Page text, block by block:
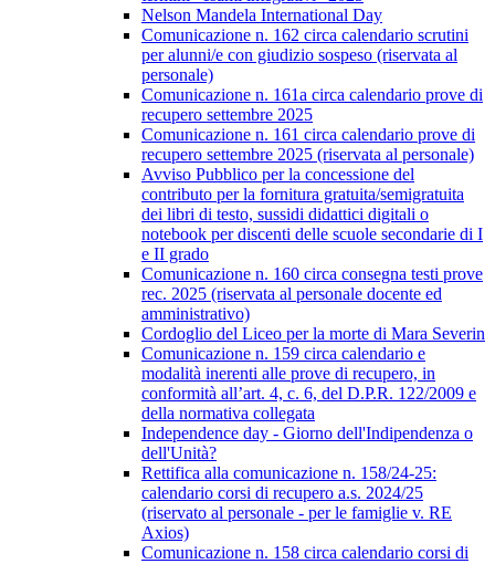
Nelson Mandela International Day
Comunicazione n. 162 circa calendario scrutini
per alunni/e con giudizio sospeso (riservata al
personale)
Comunicazione n. 161a circa calendario prove di
recupero settembre 2025
Comunicazione n. 161 circa calendario prove di
recupero settembre 2025 (riservata al personale)
Avviso Pubblico per la concessione del
contributo per la fornitura gratuita/semigratuita
dei libri di testo, sussidi didattici digitali o
notebook per discenti delle scuole secondarie di I
e II grado
Comunicazione n. 160 circa consegna testi prove
rec. 2025 (riservata al personale docente ed
amministrativo)
Cordoglio del Liceo per la morte di Mara Severin
Comunicazione n. 159 circa calendario e
modalità inerenti alle prove di recupero, in
conformità all’art. 4, c. 6, del D.P.R. 122/2009 e
della normativa collegata
Independence day - Giorno dell'Indipendenza o
dell'Unità?
Rettifica alla comunicazione n. 158/24-25:
calendario corsi di recupero a.s. 2024/25
(riservato al personale - per le famiglie v. RE
Axios)
Comunicazione n. 158 circa calendario corsi di